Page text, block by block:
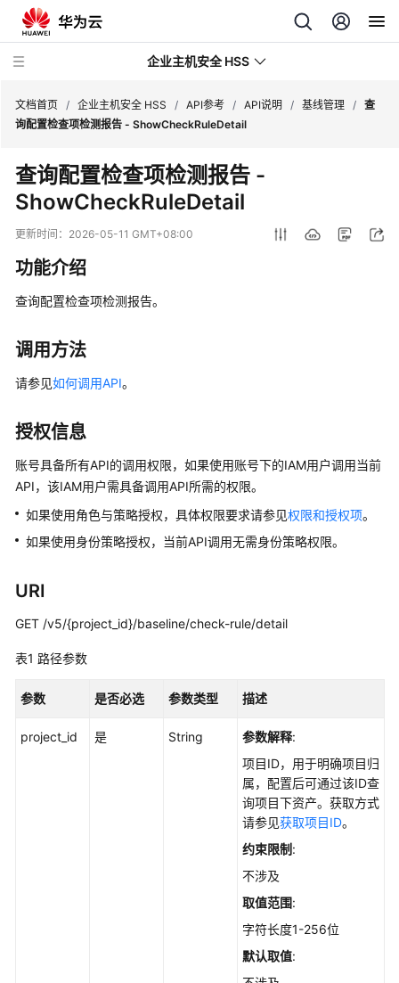
企业主机安全 HSS
最
新
动
技
术
画
产
品
绍
计
费
明
入
门
用
指
文档首页 / 企业主机安全 HSS / API参考 / API说明 / 基线管理 / 查
询配置检查项检测报告 - ShowCheckRuleDetail
查询配置检查项检测报告 -
ShowCheckRuleDetail
更新时间： 2026-05-11 GMT+08:00
功能介绍
查询配置检查项检测报告。
调用方法
请参见如何调用API。
授权信息
账号具备所有API的调用权限，如果使用账号下的IAM用户调用当前
API，该IAM用户需具备调用API所需的权限。
如果使用角色与策略授权，具体权限要求请参见权限和授权项。
如果使用身份策略授权，当前API调用无需身份策略权限。
URI
GET /v5/{project_id}/baseline/check-rule/detail
表1 路径参数
参数 是否必选 参数类型 描述
project_id 是 String 参数解释:
项目ID，用于明确项目归
属，配置后可通过该ID查
询项目下资产。获取方式
请参见获取项目ID。
约束限制 :
不涉及
取值范围:
字符长度1-256位
默认取值: